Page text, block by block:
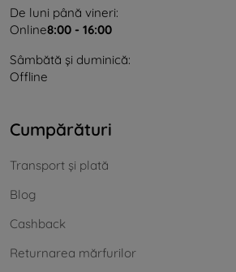
De luni până vineri:
Online8:00 - 16:00
Sâmbătă și duminică:
Offline
Cumpărături
Transport și plată
Blog
Cashback
Returnarea mărfurilor